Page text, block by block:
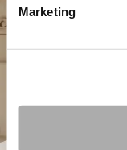
Marketing